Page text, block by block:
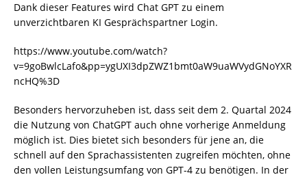
Dank dieser Features wird Chat GPT zu einem
unverzichtbaren KI Gesprächspartner Login.
https://www.youtube.com/watch?
v=9goBwlcLafo&pp=ygUXI3dpZWZ1bmt0aW9uaWVydGNoYXR
ncHQ%3D
Besonders hervorzuheben ist, dass seit dem 2. Quartal 2024
die Nutzung von ChatGPT auch ohne vorherige Anmeldung
möglich ist. Dies bietet sich besonders für jene an, die
schnell auf den Sprachassistenten zugreifen möchten, ohne
den vollen Leistungsumfang von GPT-4 zu benötigen. In der